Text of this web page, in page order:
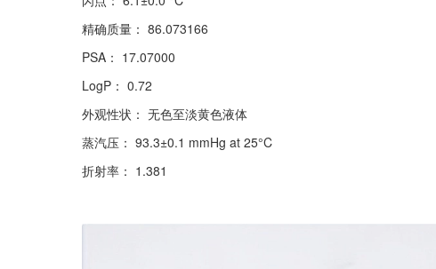
精确质量： 86.073166
PSA： 17.07000
LogP： 0.72
外观性状： 无色至淡黄色液体
蒸汽压： 93.3±0.1 mmHg at 25°C
折射率： 1.381